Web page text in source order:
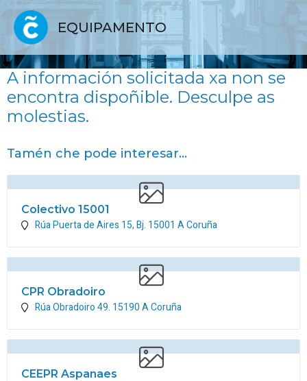
EQUIPAMENTO
A información solicitada xa non se
encontra dispoñible. Desculpe as
molestias.
Tamén che pode interesar...
Colectivo 15001
Rúa Puerta de Aires 15, Bj. 15001 A Coruña
CPR Obradoiro
Rúa Obradoiro 49. 15190A Coruña
CEEPR Aspanaes